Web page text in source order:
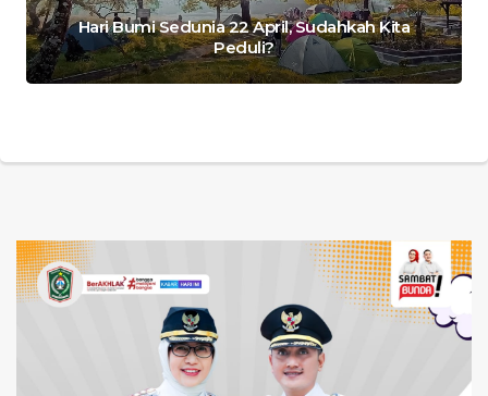
Hari Bumi Sedunia 22 April, Sudahkah Kita
Peduli?